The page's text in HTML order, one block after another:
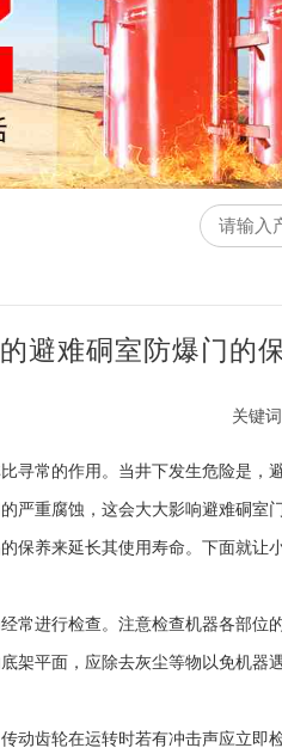
避难硐室防爆门的
关键词
寻常的作用。当井下发生危险是，
严重腐蚀，这会大大影响避难硐室
保养来延长其使用寿命。下面就让
常进行检查。注意检查机器各部位
架平面，应除去灰尘等物以免机器
动齿轮在运转时若有冲击声应立即